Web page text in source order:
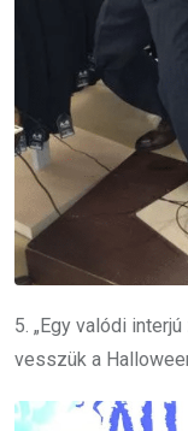
5. „Egy valódi
vesszük a